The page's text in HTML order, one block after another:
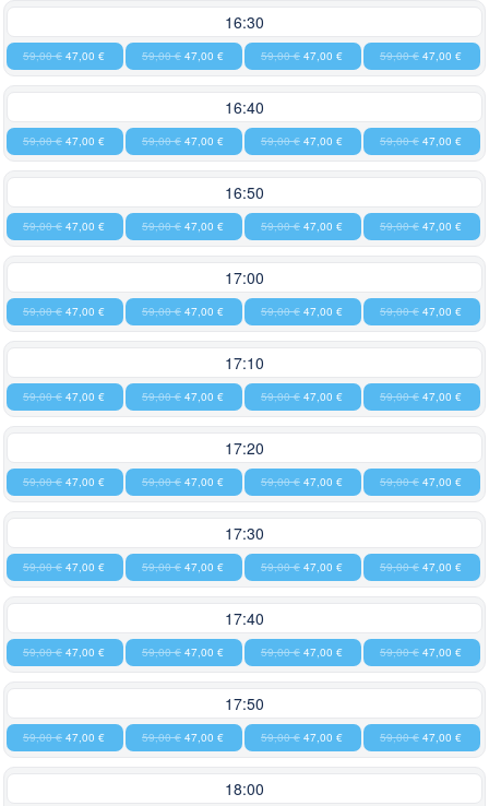
16:30
59,00 € 47,00 € 59,00 € 47,00 € 59,00 € 47,00 € 59,00 € 47,00 €
16:40
59,00 € 47,00 € 59,00 € 47,00 € 59,00 € 47,00 € 59,00 € 47,00 €
16:50
59,00 € 47,00 € 59,00 € 47,00 € 59,00 € 47,00 € 59,00 € 47,00 €
17:00
59,00 € 47,00 € 59,00 € 47,00 € 59,00 € 47,00 € 59,00 € 47,00 €
17:10
59,00 € 47,00 € 59,00 € 47,00 € 59,00 € 47,00 € 59,00 € 47,00 €
17:20
59,00 € 47,00 € 59,00 € 47,00 € 59,00 € 47,00 € 59,00 € 47,00 €
17:30
59,00 € 47,00 € 59,00 € 47,00 € 59,00 € 47,00 € 59,00 € 47,00 €
17:40
59,00 € 47,00 € 59,00 € 47,00 € 59,00 € 47,00 € 59,00 € 47,00 €
17:50
59,00 € 47,00 € 59,00 € 47,00 € 59,00 € 47,00 € 59,00 € 47,00 €
18:00